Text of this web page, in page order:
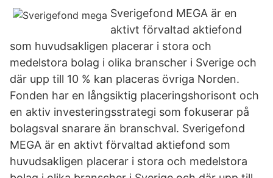
Sverigefond MEGA är en
aktivt förvaltad aktiefond
som huvudsakligen placerar i stora och
medelstora bolag i olika branscher i Sverige och
där upp till 10 % kan placeras övriga Norden.
Fonden har en långsiktig placeringshorisont och
en aktiv investeringsstrategi som fokuserar på
bolagsval snarare än branschval. Sverigefond
MEGA är en aktivt förvaltad aktiefond som
huvudsakligen placerar i stora och medelstora